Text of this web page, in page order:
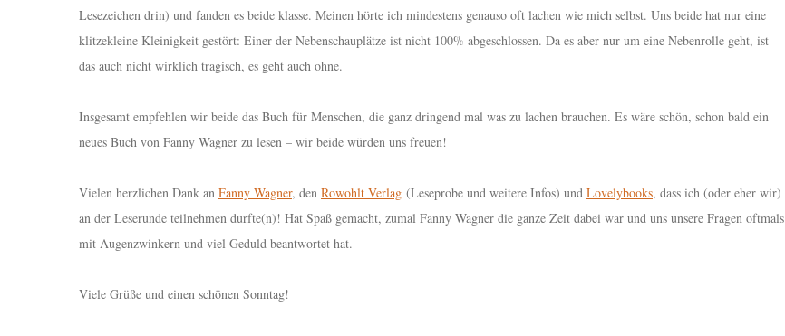
Lesezeichen drin) und fanden es beide klasse. Meinen hörte ich mindestens genauso oft lachen wie mich selbst. Uns beide hat nur eine
klitzekleine Kleinigkeit gestört: Einer der Nebenschauplätze ist nicht 100% abgeschlossen. Da es aber nur um eine Nebenrolle geht, ist
das auch nicht wirklich tragisch, es geht auch ohne.
Insgesamt empfehlen wir beide das Buch für Menschen, die ganz dringend mal was zu lachen brauchen. Es wäre schön, schon bald ein
neues Buch von Fanny Wagner zu lesen – wir beide würden uns freuen!
Vielen herzlichen Dank an Fanny Wagner, den Rowohlt Verlag (Leseprobe und weitere Infos) und Lovelybooks, dass ich (oder eher wir)
an der Leserunde teilnehmen durfte(n)! Hat Spaß gemacht, zumal Fanny Wagner die ganze Zeit dabei war und uns unsere Fragen oftmals
mit Augenzwinkern und viel Geduld beantwortet hat.
Viele Grüße und einen schönen Sonntag!